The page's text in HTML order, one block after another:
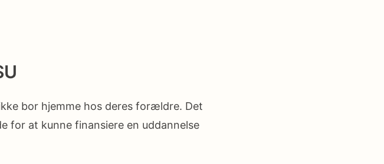
bor hjemme hos deres forældre. Det
for at kunne finansiere en uddannelse